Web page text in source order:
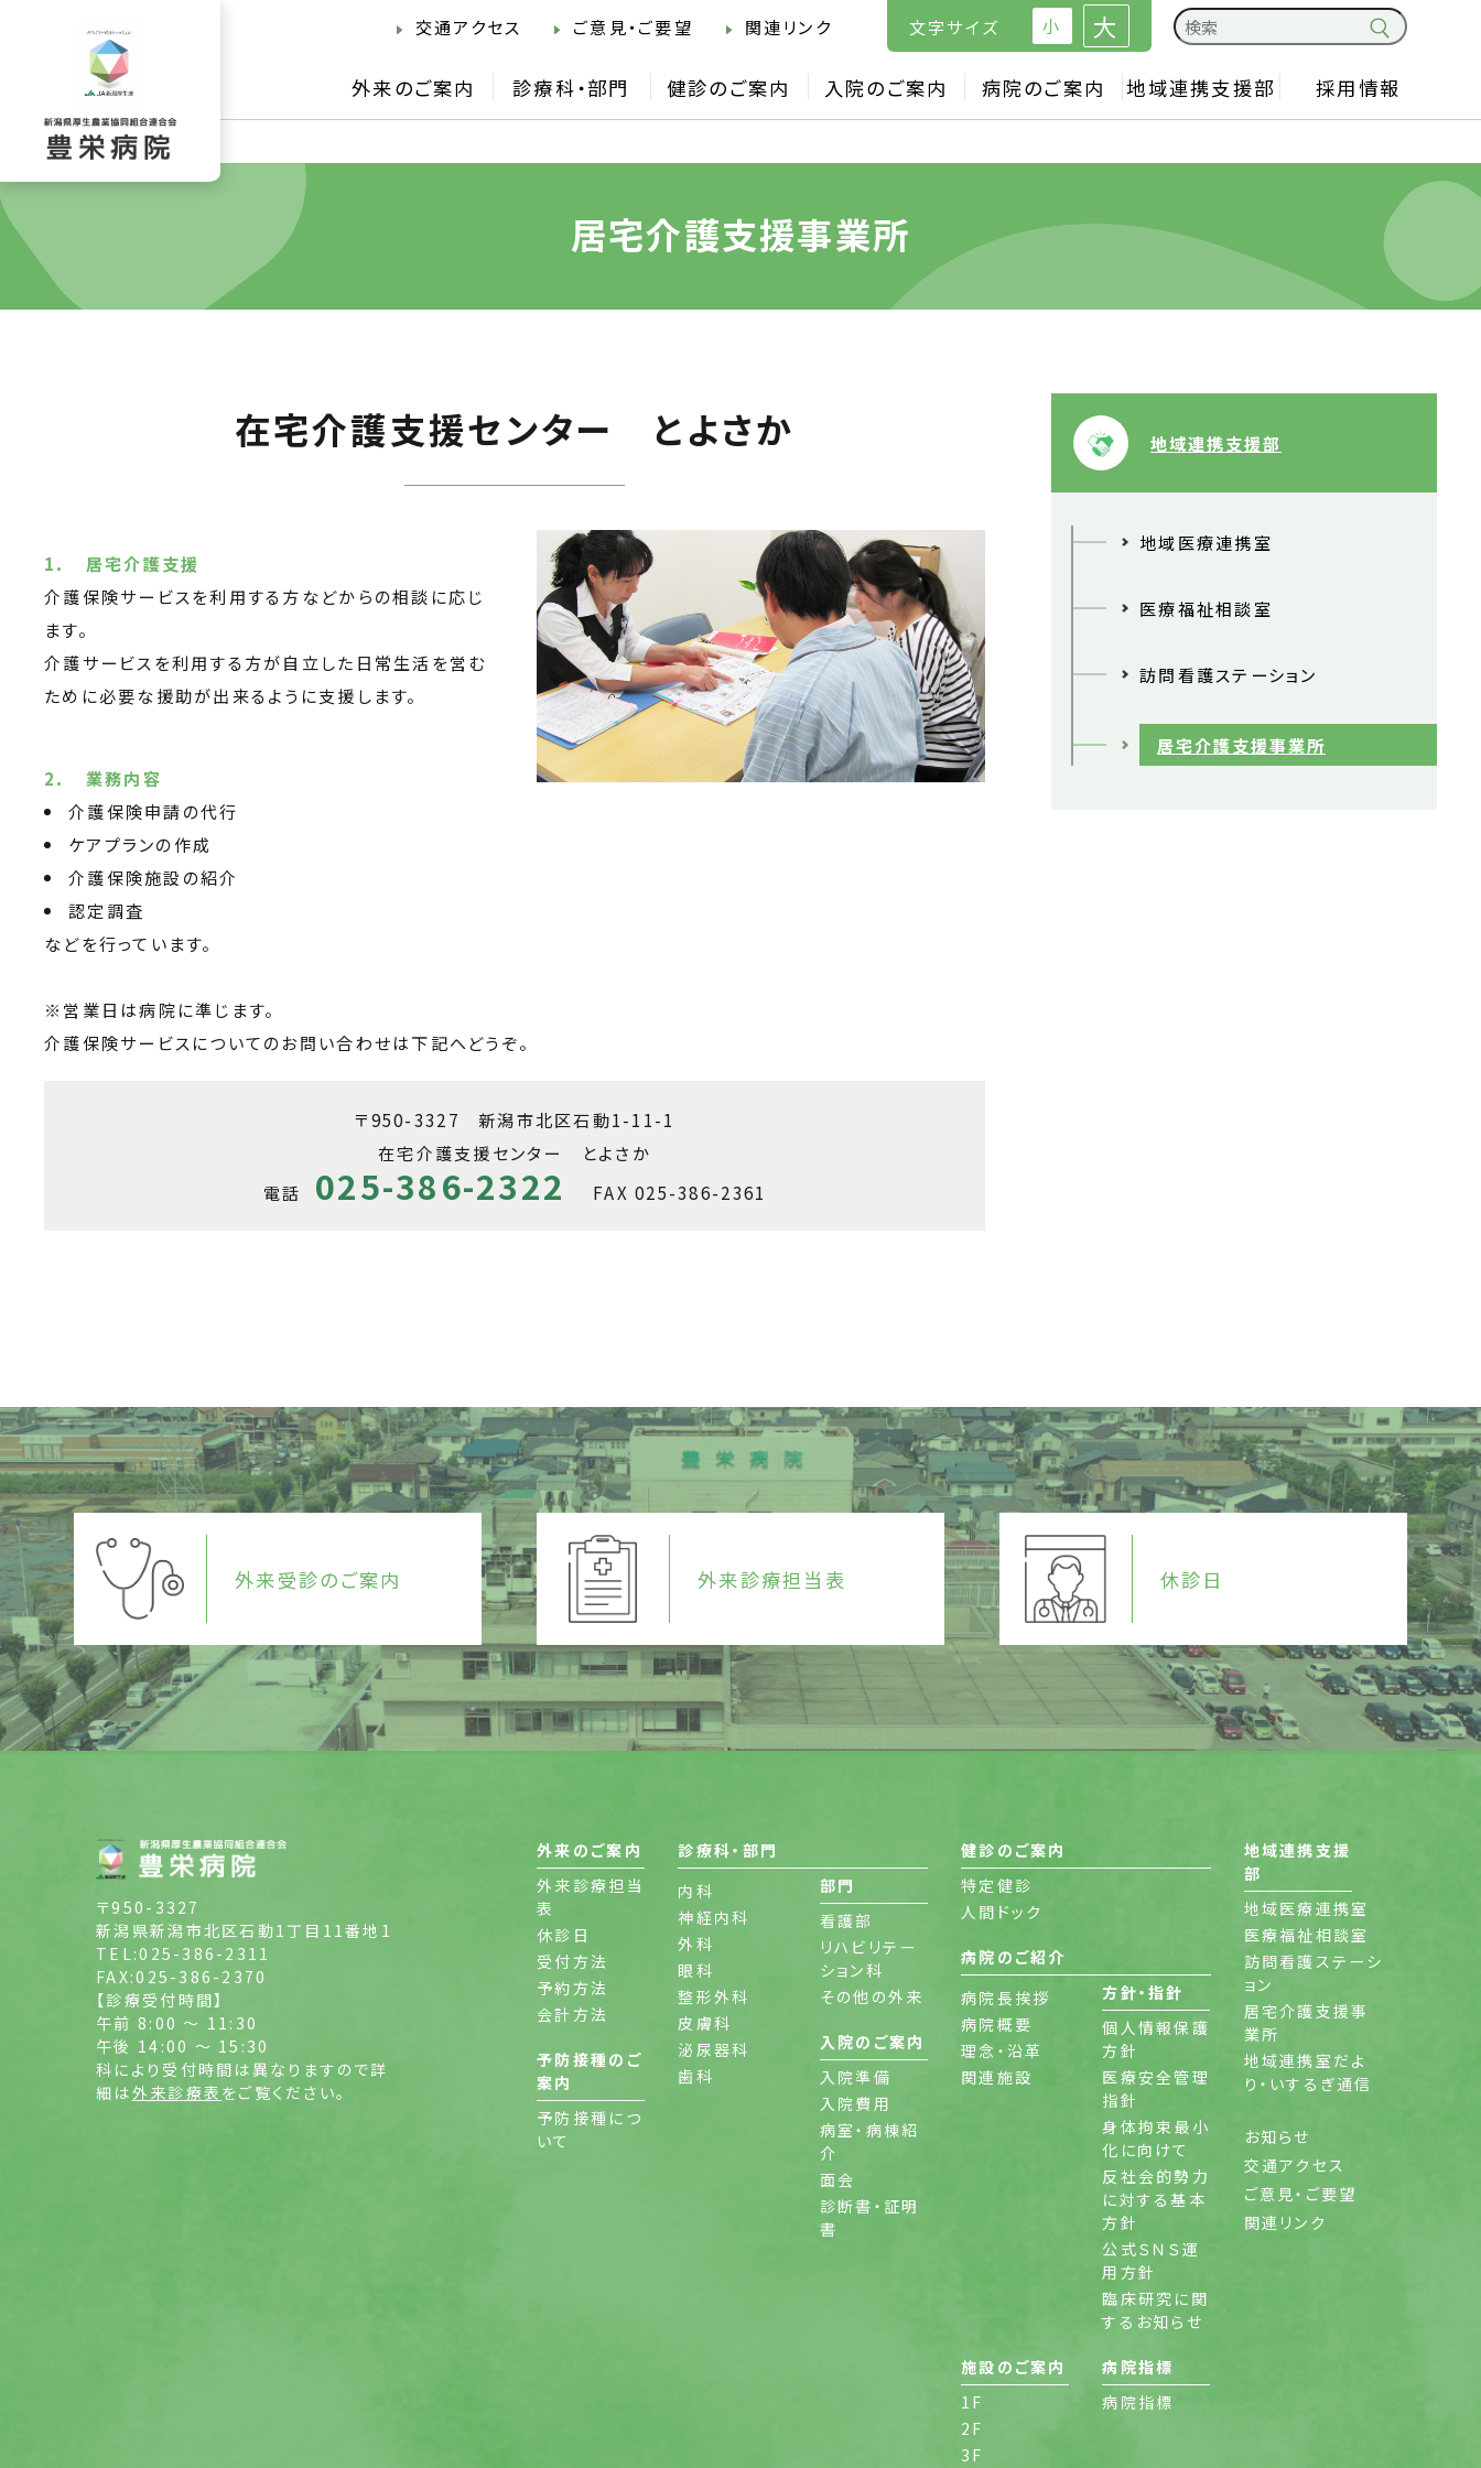
交通アクセス ご意見・ご要望 関連リンク 文字サイズ 小 大
外来のご案内 診療科・部門 健診のご案内 入院のご案内 病院のご案内 地域連携支援部 採用情報
居宅介護支援事業所
在宅介護支援センター とよさか
1． 居宅介護支援
介護保険サービスを利用する方などからの相談に応じ
ます。
介護サービスを利用する方が自立した日常生活を営む
ために必要な援助が出来るように支援します。
2． 業務内容
介護保険申請の代行
ケアプランの作成
介護保険施設の紹介
認定調査
などを行っています。
※営業日は病院に準じます。
介護保険サービスについてのお問い合わせは下記へどうぞ。
〒950-3327 新潟市北区石動1-11-1
在宅介護支援センター とよさか
電話
025-386-2322 FAX 025-386-2361
地域連携支援部
地域医療連携室
医療福祉相談室
訪問看護ステーション
居宅介護支援事業所
外来受診のご案内 外来診療担当表 休診日
〒950-3327
新潟県新潟市北区石動1丁目11番地1
TEL:025-386-2311
FAX:025-386-2370
【診療受付時間】
午前 8:00 ～ 11:30
午後 14:00 ～ 15:30
科により受付時間は異なりますので詳
細は外来診療表 をご覧ください。
外来のご案内
外来診療担当
表
休診日
受付方法
予約方法
会計方法
予防接種のご
案内
予防接種につ
いて
診療科・部門
内科
神経内科
外科
眼科
整形外科
皮膚科
泌尿器科
歯科
部門
看護部
リハビリテー
ション科
その他の外来
入院のご案内
入院準備
入院費用
病室・病棟紹
介
面会
診断書・証明
書
健診のご案内
特定健診
人間ドック
病院のご紹介
病院長挨拶
病院概要
理念・沿革
関連施設
方針・指針
個人情報保護
方針
医療安全管理
指針
身体拘束最小
化に向けて
反社会的勢力
に対する基本
方針
公式ＳＮＳ運
用方針
臨床研究に関
するお知らせ
施設のご案内
1F
2F
3F
病院指標
病院指標
地域連携支援
部
地域医療連携室
医療福祉相談室
訪問看護ステーシ
ョン
居宅介護支援事
業所
地域連携室だよ
り・いするぎ通信
お知らせ
交通アクセス
ご意見・ご要望
関連リンク